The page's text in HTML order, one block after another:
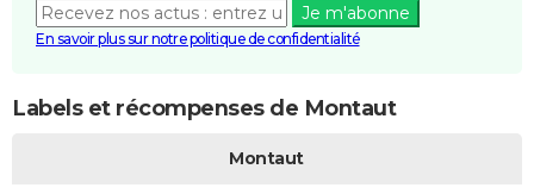
Je m'abonne
En savoir plus sur notre politique de confidentialité
Labels et récompenses de Montaut
Montaut